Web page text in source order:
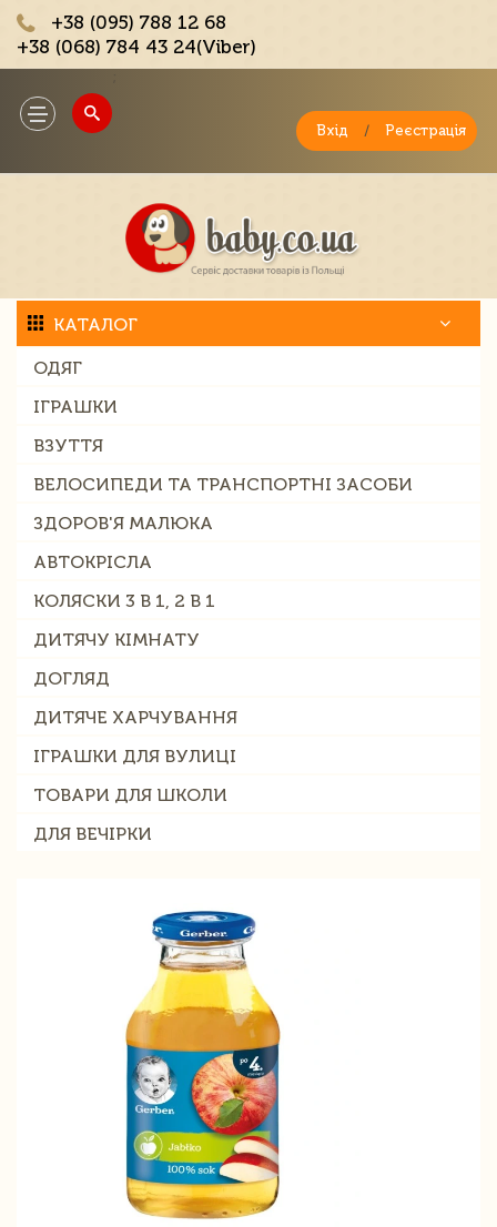
+38 (095) 788 12 68
+38 (068) 784 43 24(Viber)
Toggle
navigation
Вхід / Реєстрація
КАТАЛОГ
ОДЯГ
ІГРАШКИ
ВЗУТТЯ
ВЕЛОСИПЕДИ ТА ТРАНСПОРТНІ ЗАСОБИ
ЗДОРОВ'Я МАЛЮКА
АВТОКРІСЛА
КОЛЯСКИ 3 В 1, 2 В 1
ДИТЯЧУ КІМНАТУ
ДОГЛЯД
ДИТЯЧЕ ХАРЧУВАННЯ
ІГРАШКИ ДЛЯ ВУЛИЦІ
ТОВАРИ ДЛЯ ШКОЛИ
ДЛЯ ВЕЧІРКИ